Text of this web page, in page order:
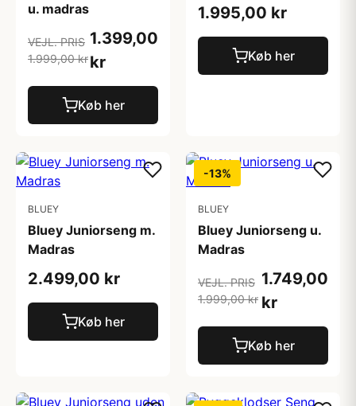
u. madras
VEJL. PRIS
1.999,00 kr
1.399,00
kr
Køb her
1.995,00 kr
Køb her
BLUEY
Bluey Juniorseng m.
Madras
2.499,00 kr
Køb her
-13%
BLUEY
Bluey Juniorseng u.
Madras
VEJL. PRIS
1.999,00 kr
1.749,00
kr
Køb her